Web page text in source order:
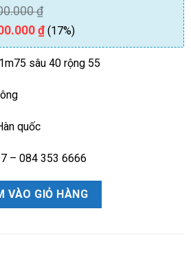
₫
₫(17%)
sâu 40 rộng 55
quốc
– 084 353 6666
đuôi công cao cấp hàng đẹp loại 1
VÀO GIỎ HÀNG